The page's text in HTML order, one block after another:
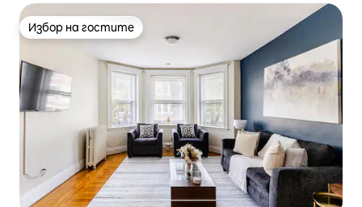
Избор на гостите
Избор на гостите